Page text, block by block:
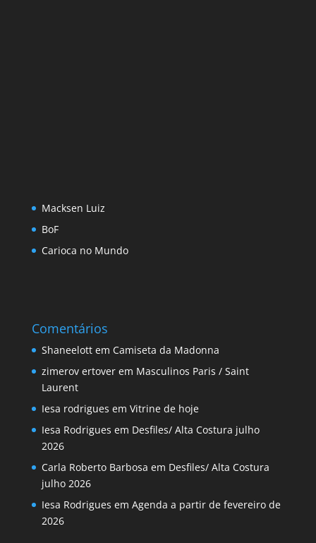
Macksen Luiz
BoF
Carioca no Mundo
Comentários
Shaneelottem Camiseta da Madonna
zimerov ertoverem Masculinos Paris / Saint
Laurent
Iesa rodrigues em Vitrine de hoje
Iesa Rodrigues em Desfiles/ Alta Costura julho
2026
Carla Roberto Barbosa em Desfiles/ Alta Costura
julho 2026
Iesa Rodrigues em Agenda a partir de fevereiro de
2026